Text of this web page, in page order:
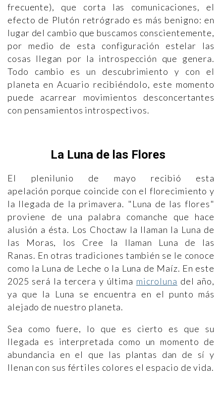
frecuente), que corta las comunicaciones, el
efecto de Plutón retrógrado es más benigno: en
lugar del cambio que buscamos conscientemente,
por medio de esta configuración estelar las
cosas llegan por la introspección que genera.
Todo cambio es un descubrimiento y con el
planeta en Acuario recibiéndolo, este momento
puede acarrear movimientos desconcertantes
con pensamientos introspectivos.
La Luna de las Flores
El plenilunio de mayo recibió esta
apelación porque coincide con el florecimiento y
la llegada de la primavera. "Luna de las flores"
proviene de una palabra comanche que hace
alusión a ésta. Los Choctaw la llaman la Luna de
las Moras, los Cree la llaman Luna de las
Ranas. En otras tradiciones también se le conoce
como la Luna de Leche o la Luna de Maíz. En este
2025 será la tercera y última microluna del año,
ya que la Luna se encuentra en el punto más
alejado de nuestro planeta.
Sea como fuere, lo que es cierto es que su
llegada es interpretada como un momento de
abundancia en el que las plantas dan de sí y
llenan con sus fértiles colores el espacio de vida.